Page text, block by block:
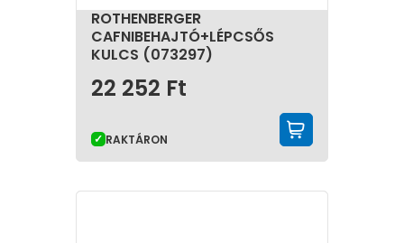
ROTHENBERGER
CAFNIBEHAJTÓ+LÉPCSŐS
KULCS (073297)
22 252 Ft
RAKTÁRON